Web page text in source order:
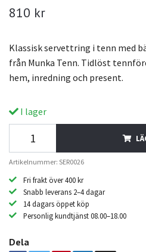
810 kr
Klassisk servettring i tenn med
från Munka Tenn. Tidlöst
hem, inredning och present.
I lager
Artikelnummer: SER0026
Fri frakt över 400 kr
Snabb leverans 2–4 dagar
14 dagars öppet köp
Personlig kundtjänst 08.00–18.00
Dela